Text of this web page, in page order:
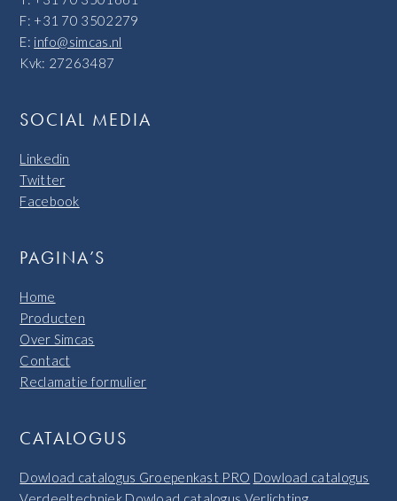
F: +31 70 3502279
E: info@simcas.nl
Kvk: 27263487
SOCIAL MEDIA
Linkedin
Twitter
Facebook
PAGINA’S
Home
Producten
Over Simcas
Contact
Reclamatie formulier
CATALOGUS
Dowload catalogus Groepenkast PRO Dowload catalogus